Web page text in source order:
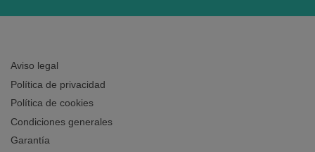
Aviso legal
Política de privacidad
Política de cookies
Condiciones generales
Garantía